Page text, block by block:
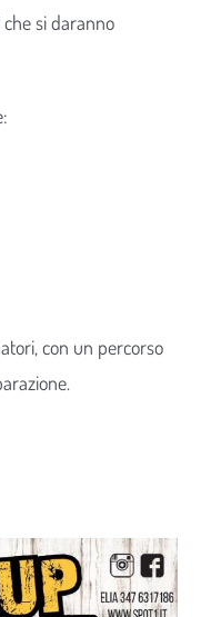
si daranno
con un percorso